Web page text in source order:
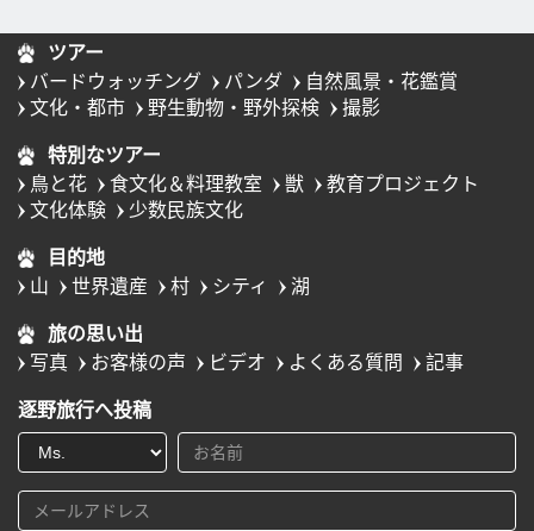
ツアー
バードウォッチング
パンダ
自然風景・花鑑賞
文化・都市
野生動物・野外探検 撮影
特別なツアー
鳥と花
食文化＆料理教室 獣
教育プロジェクト
文化体験
少数民族文化
目的地
山
世界遺産 村 シティ 湖
旅の思い出
写真
お客様の声 ビデオ よくある質問 記事
逐野旅行へ投稿